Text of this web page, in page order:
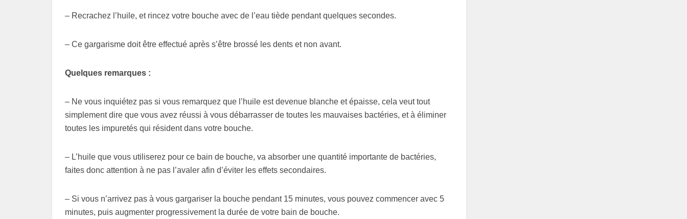
– Recrachez l’huile, et rincez votre bouche avec de l’eau tiède pendant quelques secondes.
– Ce gargarisme doit être effectué après s’être brossé les dents et non avant.
Quelques remarques :
– Ne vous inquiétez pas si vous remarquez que l’huile est devenue blanche et épaisse, cela veut tout
simplement dire que vous avez réussi à vous débarrasser de toutes les mauvaises bactéries, et à éliminer
toutes les impuretés qui résident dans votre bouche.
– L’huile que vous utiliserez pour ce bain de bouche, va absorber une quantité importante de bactéries,
faites donc attention à ne pas l’avaler afin d’éviter les effets secondaires.
– Si vous n’arrivez pas à vous gargariser la bouche pendant 15 minutes, vous pouvez commencer avec 5
minutes, puis augmenter progressivement la durée de votre bain de bouche.